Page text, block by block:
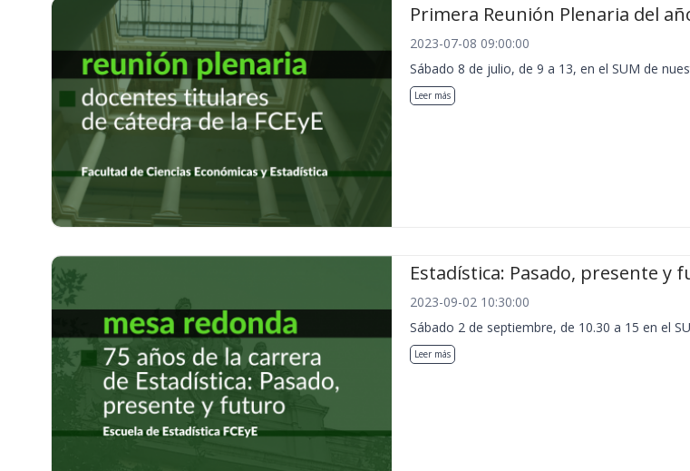
Primera Reunión Plenaria del
2023-07-08 09:00:00
Sábado 8 de julio, de 9 a 13, en el SUM de
Leer más
Estadística: Pasado, presente y
2023-09-02 10:30:00
Sábado 2 de septiembre, de 10.30 a 15 en el
Leer más